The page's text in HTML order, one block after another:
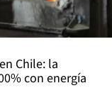
Chile: la
con energía